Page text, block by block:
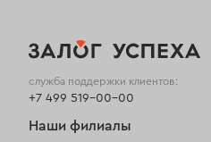
служба поддержки клиентов:
+7 499 519-00-00
Наши филиалы